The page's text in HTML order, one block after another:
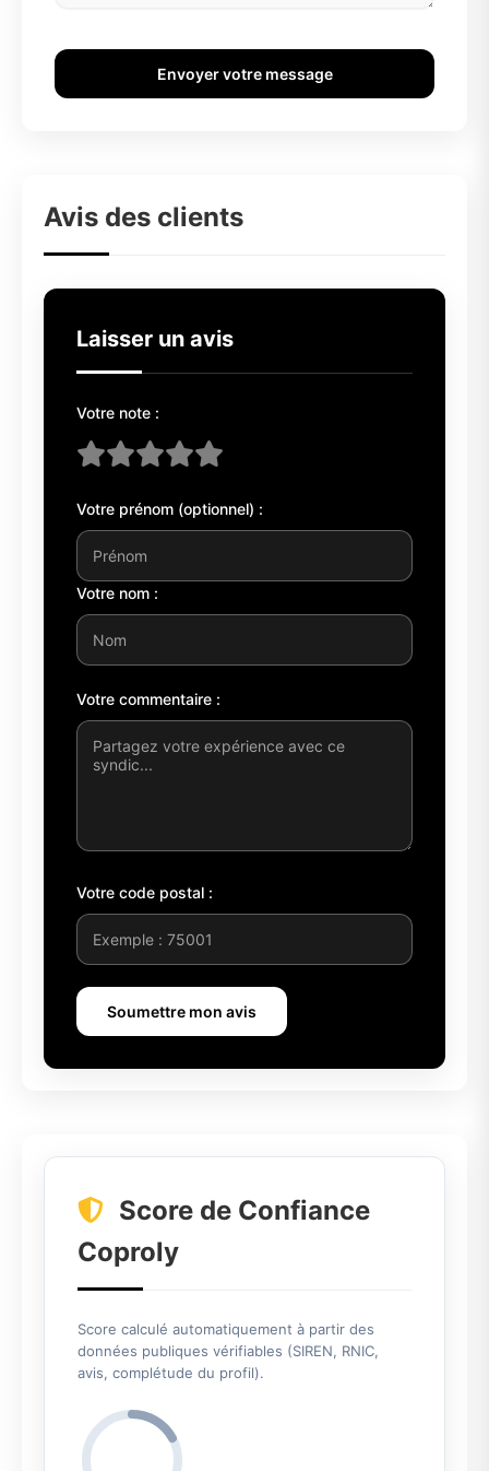
Envoyer votre message
Avis des clients
Laisser un avis
Votre note :
Votre prénom (optionnel) :
Votre nom :
Votre commentaire :
Votre code postal :
Soumettre mon avis
Score de Confiance
Coproly
Score calculé automatiquement à partir des
données publiques vérifiables (SIREN, RNIC,
avis, complétude du profil).